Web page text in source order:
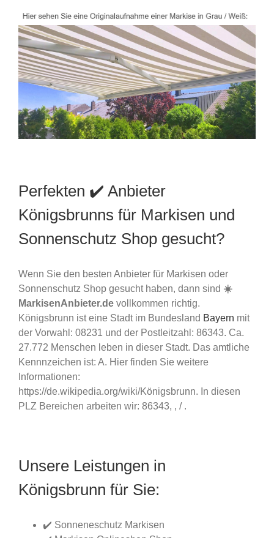
Perfekten ✔️ Anbieter
Königsbrunns für Markisen und
Sonnenschutz Shop gesucht?
Wenn Sie den besten Anbieter für Markisen oder
Sonnenschutz Shop gesucht haben, dann sind ☀️
MarkisenAnbieter.de vollkommen richtig.
Königsbrunn ist eine Stadt im Bundesland Bayern mit
der Vorwahl: 08231 und der Postleitzahl: 86343. Ca.
27.772 Menschen leben in dieser Stadt. Das amtliche
Kennnzeichen ist: A. Hier finden Sie weitere
Informationen:
https://de.wikipedia.org/wiki/Königsbrunn. In diesen
PLZ Bereichen arbeiten wir: 86343, , / .
Unsere Leistungen in
Königsbrunn für Sie:
✔️ Sonneneschutz Markisen